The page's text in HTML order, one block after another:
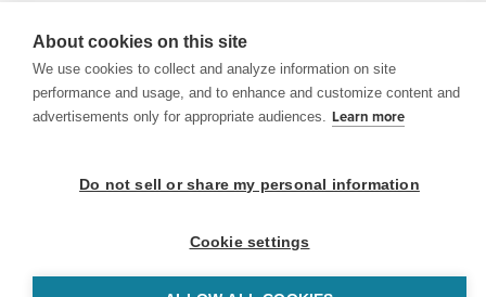
About cookies on this site
We use cookies to collect and analyze information on site
performance and usage, and to enhance and customize content and
advertisements only for appropriate audiences. Learn more
Do not sell or share my personal information
Cookie settings